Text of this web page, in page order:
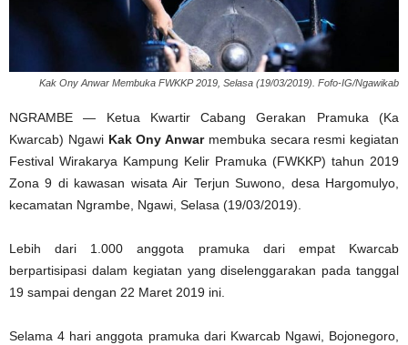
Kak Ony Anwar Membuka FWKKP 2019, Selasa (19/03/2019). Fofo-IG/Ngawikab
NGRAMBE — Ketua Kwartir Cabang Gerakan Pramuka (Ka
Kwarcab) Ngawi Kak Ony Anwarmembuka secara resmi kegiatan
Festival Wirakarya Kampung Kelir Pramuka (FWKKP) tahun 2019
Zona 9 di kawasan wisata Air Terjun Suwono, desa Hargomulyo,
kecamatan Ngrambe, Ngawi, Selasa (19/03/2019).
Lebih dari 1.000 anggota pramuka dari empat Kwarcab
berpartisipasi dalam kegiatan yang diselenggarakan pada tanggal
19 sampai dengan 22 Maret 2019 ini.
Selama 4 hari anggota pramuka dari Kwarcab Ngawi, Bojonegoro,